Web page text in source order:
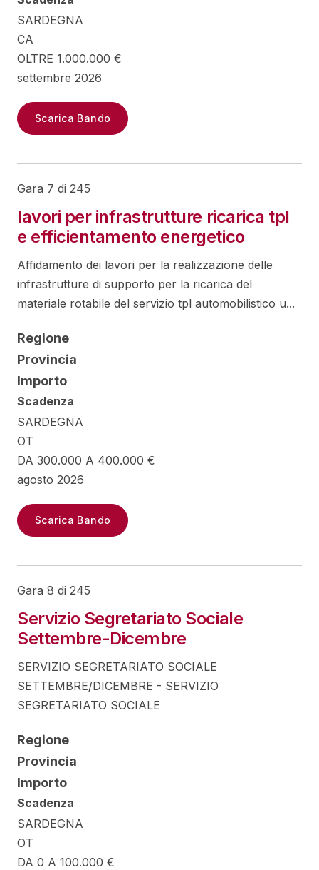
SARDEGNA
CA
OLTRE 1.000.000 €
settembre 2026
Scarica Bando
Gara 7 di 245
lavori per infrastrutture ricarica tpl
e efficientamento energetico
Affidamento dei lavori per la realizzazione delle
infrastrutture di supporto per la ricarica del
materiale rotabile del servizio tpl automobilistico u...
Regione
Provincia
Importo
Scadenza
SARDEGNA
OT
DA 300.000 A 400.000 €
agosto 2026
Scarica Bando
Gara 8 di 245
Servizio Segretariato Sociale
Settembre-Dicembre
SERVIZIO SEGRETARIATO SOCIALE
SETTEMBRE/DICEMBRE - SERVIZIO
SEGRETARIATO SOCIALE
Regione
Provincia
Importo
Scadenza
SARDEGNA
OT
DA 0 A 100.000 €